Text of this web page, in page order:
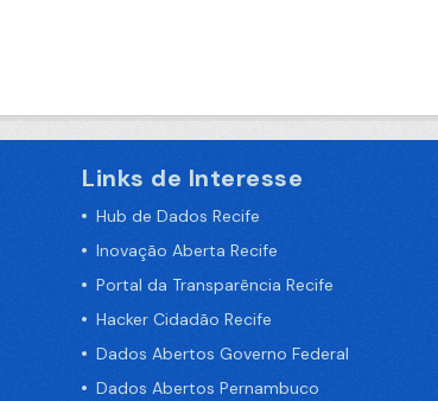
Links de Interesse
Hub de Dados Recife
Inovação Aberta Recife
Portal da Transparência Recife
Hacker Cidadão Recife
Dados Abertos Governo Federal
Dados Abertos Pernambuco